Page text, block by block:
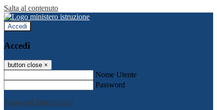
Salta al contenuto
Accedi
Accedi
button close ×
Nome Utente
Password
Password dimenticata?